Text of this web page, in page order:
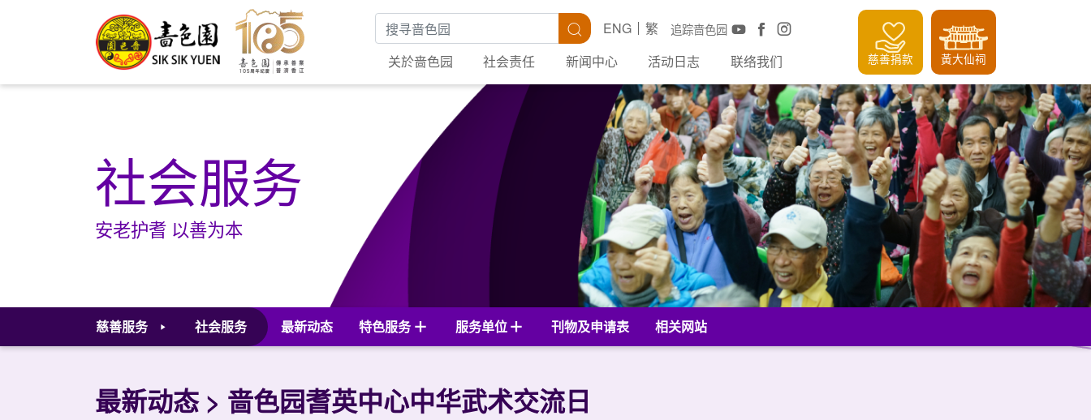
搜寻关键字 搜寻 追踪啬色园
ENG
繁
关於啬色园
社会责任 新闻中心 活动日志 联络我们 慈善捐款 黃大仙祠
社会服务
安老护耆 以善为本
慈善服务 社会服务 最新动态 特色服务 服务单位 刊物及申请表 相关网站
最新动态 啬色园耆英中心中华武术交流日